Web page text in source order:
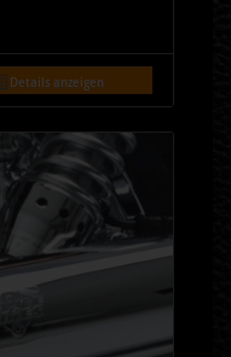
Details anzeigen